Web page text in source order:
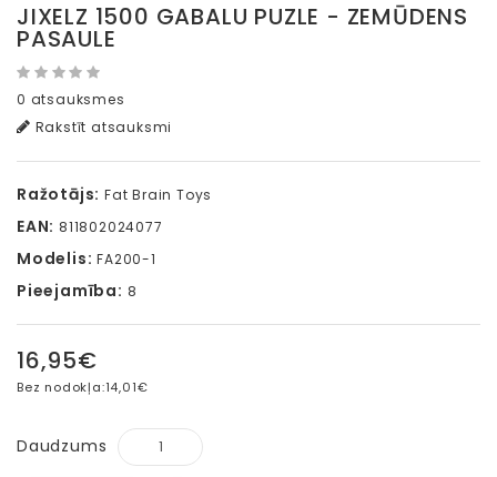
JIXELZ 1500 GABALU PUZLE - ZEMŪDENS
PASAULE
0 atsauksmes
Rakstīt atsauksmi
Ražotājs: Fat Brain Toys
EAN: 811802024077
Modelis: FA200-1
Pieejamība: 8
16,95€
Bez nodokļa:14,01€
Daudzums